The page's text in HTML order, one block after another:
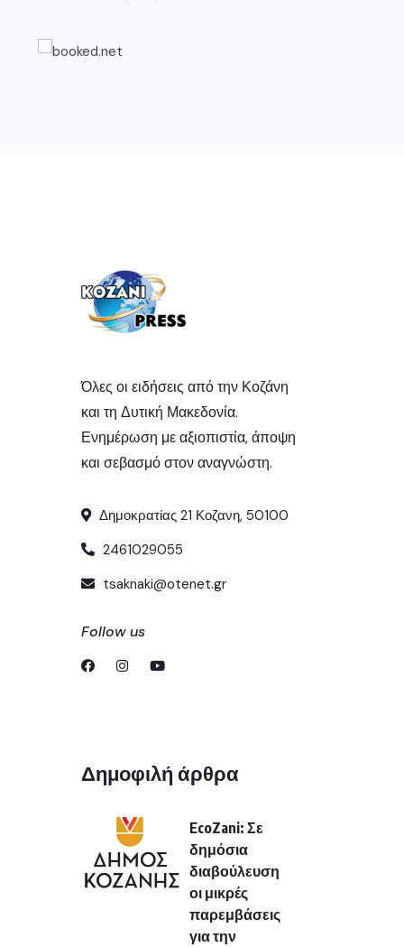
Όλες οι ειδήσεις από την Κοζάνη
και τη Δυτική Μακεδονία.
Ενημέρωση με αξιοπιστία, άποψη
και σεβασμό στον αναγνώστη.
Δημοκρατίας 21 Κοζανη, 50100
2461029055
tsaknaki@otenet.gr
Follow us
Δημοφιλή άρθρα
EcoZani: Σε
δημόσια
διαβούλευση
οι μικρές
παρεμβάσεις
για την